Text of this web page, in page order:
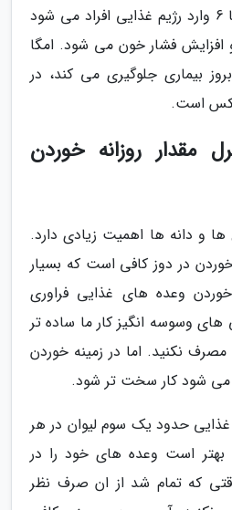
تا 25 برابر مقدار لازم امگا 6 وارد رژیم غذایی افراد می شود
مانع از جذب امگا 3 و افزایش فشار خون می شود. امگا
بیماری جلوگیری می کند، در
مقدار روزانه خوردن
و دانه ها اهمیت زیادی دارد.
در دوز کافی است که بسیار
وعده های غذایی فراوری
وسوسه انگیز کار ما ساده تر
نکنید. اما در زمینه خوردن
می شود کار سخت تر شود.
حدود یک سوم لیوان در هر
بهتر است وعده های خود را در
که تمام شد از ان صرف نظر